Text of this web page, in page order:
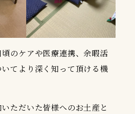
のケアや医療連携、余暇活
てより深く知って頂ける機
ただいた皆様へのお土産と